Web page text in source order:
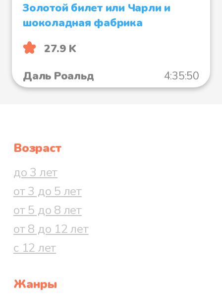
Золотой билет или Чарли и
шоколадная фабрика
27.9 K
Даль Роальд
4:35:50
Возраст
до 3 лет
от 3 до 5 лет
от 5 до 8 лет
от 8 до 12 лет
с 12 лет
Жанры